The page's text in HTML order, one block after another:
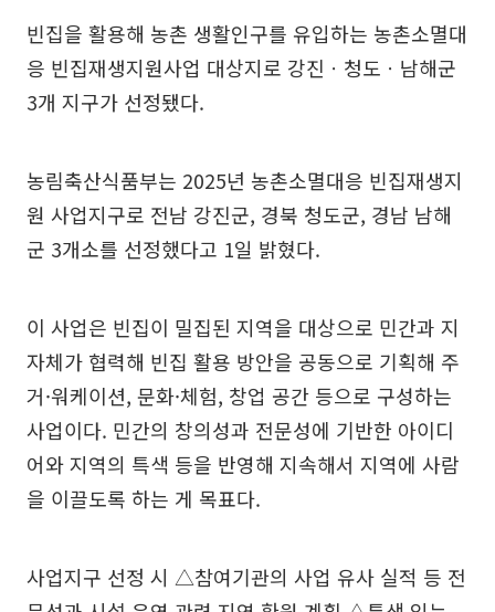
빈집을 활용해 농촌 생활인구를 유입하는 농촌소멸대
응 빈집재생지원사업 대상지로 강진ㆍ청도ㆍ남해군
3개 지구가 선정됐다.
농림축산식품부는 2025년 농촌소멸대응 빈집재생지
원 사업지구로 전남 강진군, 경북 청도군, 경남 남해
군 3개소를 선정했다고 1일 밝혔다.
이 사업은 빈집이 밀집된 지역을 대상으로 민간과 지
자체가 협력해 빈집 활용 방안을 공동으로 기획해 주
거·워케이션, 문화·체험, 창업 공간 등으로 구성하는
사업이다. 민간의 창의성과 전문성에 기반한 아이디
어와 지역의 특색 등을 반영해 지속해서 지역에 사람
을 이끌도록 하는 게 목표다.
사업지구 선정 시 △참여기관의 사업 유사 실적 등 전